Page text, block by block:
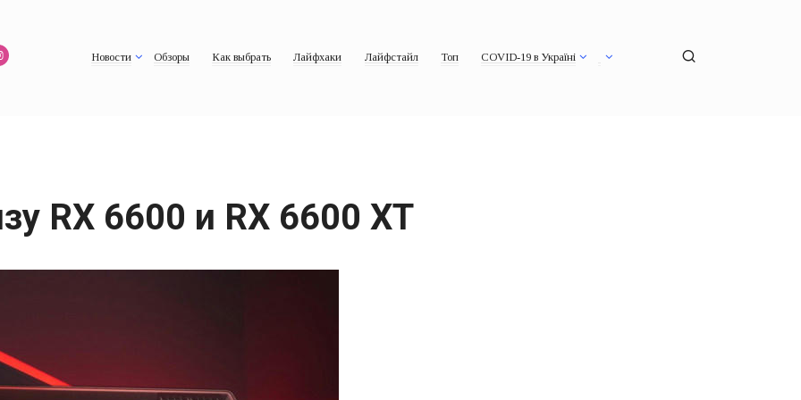
Новости Обзоры Как выбрать Лайфхаки Лайфстайл Топ COVID-19 в Україні
RX 6600 и RX 6600 XT